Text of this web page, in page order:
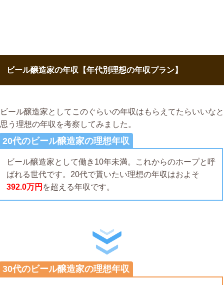
ビール醸造家の年収【年代別理想の年収プラン】
ビール醸造家としてこのぐらいの年収はもらえてたらいいなと
思う理想の年収を考察してみました。
20代のビール醸造家の理想年収
ビール醸造家として働き10年未満。これからのホープと呼
ばれる世代です。20代で貰いたい理想の年収はおよそ
392.0万円 を超える年収です。
30代のビール醸造家の理想年収